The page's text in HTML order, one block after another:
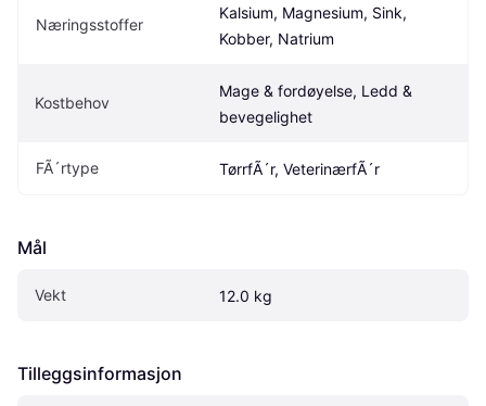
Næringsstoffer
Kalsium, Magnesium, Sink,
Kobber, Natrium
Kostbehov
Mage & fordøyelse, Ledd &
bevegelighet
FÃ´rtype TørrfÃ´r, VeterinærfÃ´r
Mål
Vekt 12.0 kg
Tilleggsinformasjon